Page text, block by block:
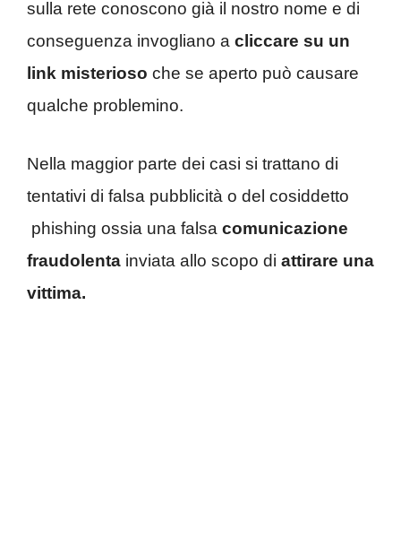
sulla rete conoscono già il nostro nome e di
conseguenza invogliano a cliccare su un
link misterioso che se aperto può causare
qualche problemino.
Nella maggior parte dei casi si trattano di
tentativi di falsa pubblicità o del cosiddetto
phishing ossia una falsa comunicazione
fraudolenta inviata allo scopo di attirare una
vittima.